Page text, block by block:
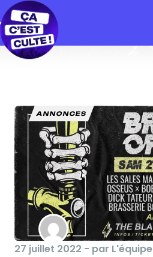
ANNONCES
27 juillet 2022 - par L'équipe